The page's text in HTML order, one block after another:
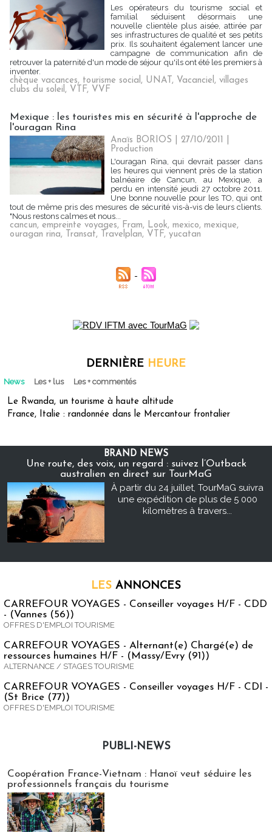
Les opérateurs du tourisme social et
familial séduisent désormais une
nouvelle clientèle plus aisée, attirée par
ses infrastructures de qualité et ses petits
prix. Ils souhaitent également lancer une
campagne de communication afin de
retrouver la paternité d'un mode de séjour qu'ils ont été les premiers à
inventer.
chèque vacances, tourisme social, UNAT , Vacanciel, villages
clubs du soleil, VTF, VVF
Mexique : les touristes mis en sécurité à l'approche de
l'ouragan Rina
Anaïs BORIOS | 27/10/2011
Production
L'ouragan Rina, qui devrait passer dans
les heures qui viennent près de la station
balnéaire de Cancun, au Mexique, a
perdu en intensité jeudi 27 octobre 2011.
Une bonne nouvelle pour les TO, qui ont
tout de même pris des mesures de sécurité vis-à-vis de leurs clients.
"Nous restons calmes et nous...
cancun, empreinte voyages, Fram, Look, mexico, mexique,
ouragan rina, Transat, Travelplan, VTF, yucatan
DERNIÈRE HEURE
News Les + lus Les + commentés
Le Rwanda, un tourisme à haute altitude
France, Italie : randonnée dans le Mercantour frontalier
BRAND NEWS
Une route, des voix, un regard : suivez l’Outback
australien en direct sur TourMaG
À partir du 24 juillet, TourMaG suivra
une expédition de plus de 5 000
kilomètres à travers...
LES ANNONCES
CARREFOUR VOYAGES - Conseiller voyages H/F - CDD
- (Vannes (56))
OFFRES D'EMPLOI TOURISME
CARREFOUR VOYAGES - Alternant(e) Chargé(e) de
ressources humaines H/F - (Massy/Evry (91))
ALTERNANCE / STAGES TOURISME
CARREFOUR VOYAGES - Conseiller voyages H/F - CDI -
(St Brice (77))
OFFRES D'EMPLOI TOURISME
PUBLI-NEWS
Coopération France-Vietnam : Hanoï veut séduire les
professionnels français du tourisme